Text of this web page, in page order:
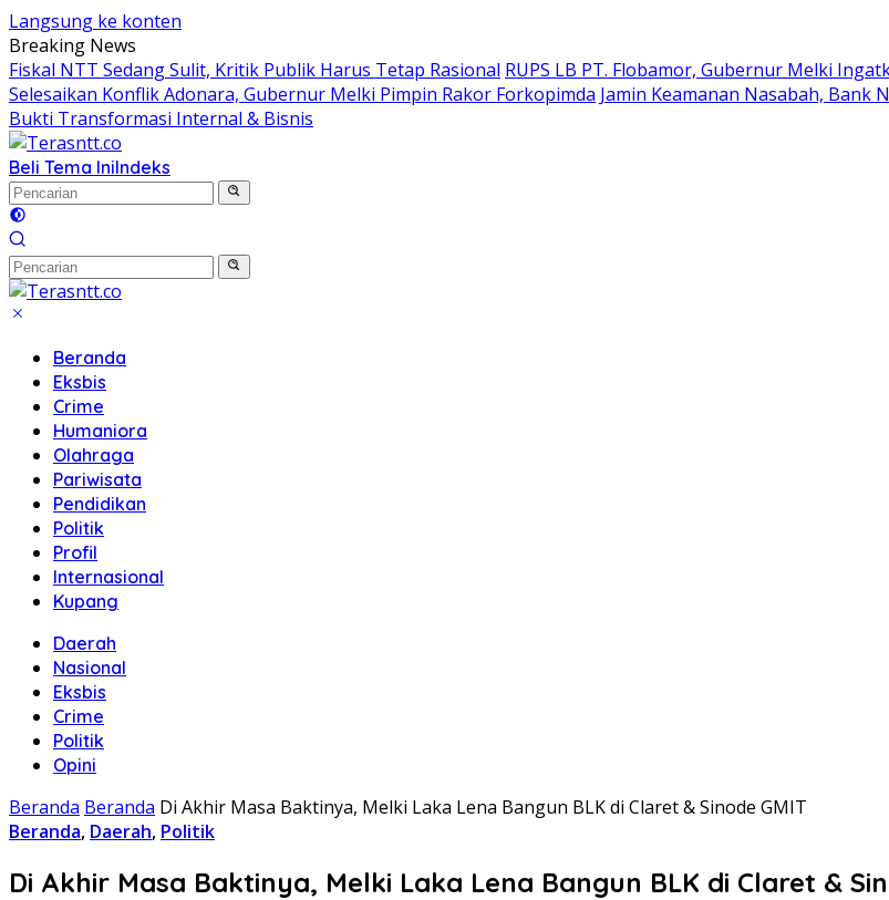
Langsung ke konten
Breaking News
Fiskal NTT Sedang Sulit, Kritik Publik Harus Tetap Rasional RUPS LB PT. Flobamor, Gubernur Melki
Selesaikan Konflik Adonara, Gubernur Melki Pimpin Rakor Forkopimda Jamin Keamanan Nasabah, Bank
Bukti Transformasi Internal & Bisnis
Beli Tema IniIndeks
Beranda
Eksbis
Crime
Humaniora
Olahraga
Pariwisata
Pendidikan
Politik
Profil
Internasional
Kupang
Daerah
Nasional
Eksbis
Crime
Politik
Opini
Beranda Beranda Di Akhir Masa Baktinya, Melki Laka Lena Bangun BLK di Claret & Sinode GMIT
Beranda, Daerah, Politik
Di Akhir Masa Baktinya, Melki Laka Lena Bangun BLK di Claret &